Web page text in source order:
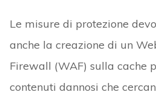
Le misure di protezione
anche la creazione di un
Firewall (WAF) sulla cache
contenuti dannosi che